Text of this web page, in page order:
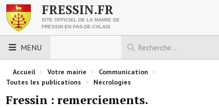
FRESSIN.FR
SITE OFFICIEL DE LA MAIRIE DE
FRESSIN EN PAS-DE-CALAIS
MENU
LES ESSENTIELS
Découvrez Fressin
Accueil > Votre mairie > Communication >
Toutes les publications > Nécrologies
Fressin : remerciements.